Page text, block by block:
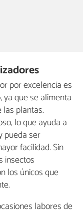
por excelencia es
ya que se alimenta
plantas.
lo que ayuda a
pueda ser
facilidad. Sin
insectos
los únicos que
labores de